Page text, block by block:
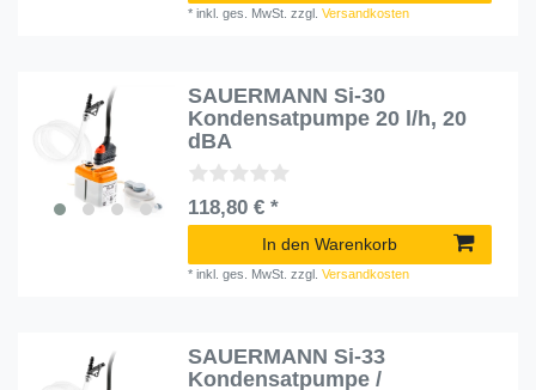
*inkl. ges. MwSt. zzgl.Versandkosten
SAUERMANN Si-30
Kondensatpumpe 20 l/h, 20
dBA
118,80 € *
In den Warenkorb
*inkl. ges. MwSt. zzgl.Versandkosten
SAUERMANN Si-33
Kondensatpumpe /